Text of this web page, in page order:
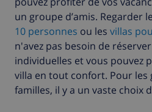
un groupe d’amis. Regarder
10 personnes ou les villas
n'avez pas besoin de
individuelles et vous pouvez
villa en tout confort. Pour les
familles, il y a un vaste choix